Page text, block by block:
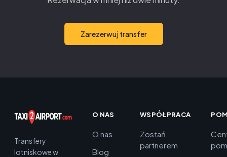
Zarezerwuj transfer
Transfery
lotniskowe w
O NAS
O nas
Blog
WSPÓŁPRACA
Zostań
partnerem